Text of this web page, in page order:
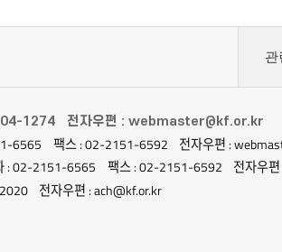
관
1274 전자우편 : webmaster@kf.or.kr
6565 팩스 : 02-2151-6592
전자우편 :
: 02-2151-6565 팩스 : 02-2151-6592
전자우
전자우편 : ach@kf.or.kr